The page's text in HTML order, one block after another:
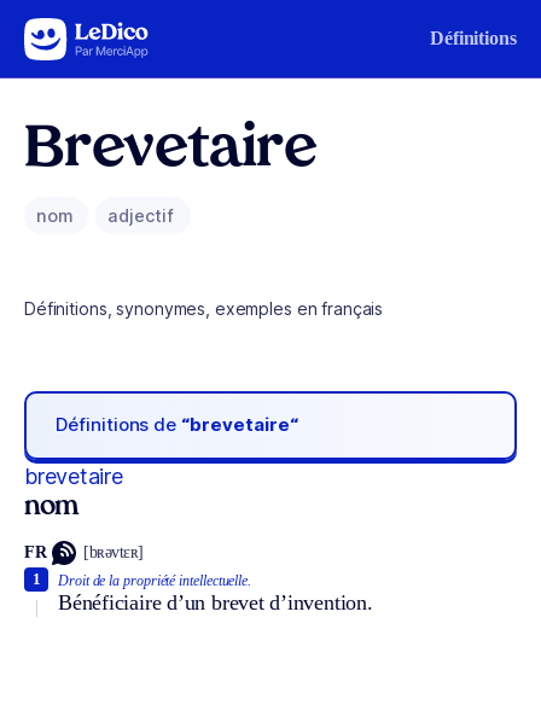
Aller au contenu Définitions
Brevetaire
nom adjectif
Définitions, synonymes, exemples en français
Définitions de “brevetaire“
brevetaire
nom
FR [bʀəvtɛʀ]
Droit de la propriété intellectuelle.
Bénéficiaire d’un brevet d’invention.
1